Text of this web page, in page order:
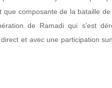
que composante de la bataille
de Ramadi qui s’est
et avec une participation